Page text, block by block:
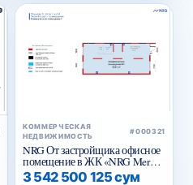
КОММЕРЧЕСКАЯ
НЕДВИЖИМОСТЬ
#000321
NRG От застройщика офисное
помещение в ЖК «NRG Meros
Comfort»
3 542 500 125 сум